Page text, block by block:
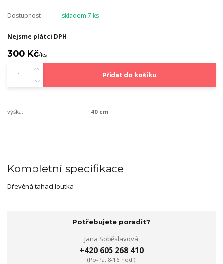
Dostupnost skladem 7 ks
Nejsme plátci DPH
300 Kč/ks
Přidat do košíku
výška: 40 cm
Kompletní specifikace
Dřevěná tahací loutka
Potřebujete poradit?
Jana Soběslavová
+420 605 268 410
(Po-Pá, 8-16 hod.)